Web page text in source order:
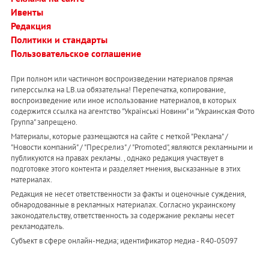
Ивенты
Редакция
Политики и стандарты
Пользовательское соглашение
При полном или частичном воспроизведении материалов прямая
гиперссылка на LB.ua обязательна! Перепечатка, копирование,
воспроизведение или иное использование материалов, в которых
содержится ссылка на агентство "Українськi Новини" и "Украинская Фото
Группа" запрещено.
Материалы, которые размещаются на сайте с меткой "Реклама" /
"Новости компаний" / "Пресрелиз" / "Promoted", являются рекламными и
публикуются на правах рекламы. , однако редакция участвует в
подготовке этого контента и разделяет мнения, высказанные в этих
материалах.
Редакция не несет ответственности за факты и оценочные суждения,
обнародованные в рекламных материалах. Согласно украинскому
законодательству, ответственность за содержание рекламы несет
рекламодатель.
Субъект в сфере онлайн-медиа; идентификатор медиа - R40-05097